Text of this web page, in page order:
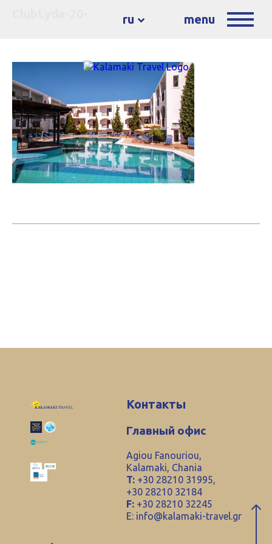
ru menu
Контакты
Главный офис
Agiou Fanouriou,
Kalamaki, Chania
T: +30 28210 31995,
+30 28210 32184
F: +30 28210 32245
E: info@kalamaki-travel.gr